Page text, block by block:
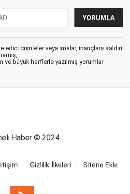
edici cümleler veya imalar, inançlara saldırı
ve büyük harflerle yazılmış yorumlar
Haber © 2024
Gizlilik İlkeleri Sitene Ekle